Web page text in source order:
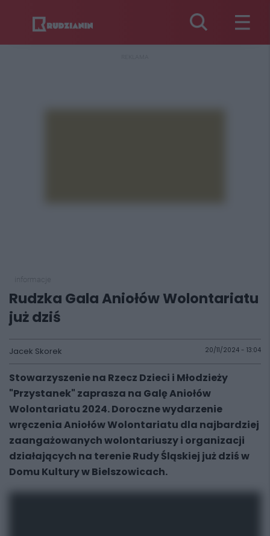
Rudzka Gala Aniołów Wolontariatu
już dziś
Jacek Skorek 20/11/2024 - 13:04
Stowarzyszenie na Rzecz Dzieci i Młodzieży
"Przystanek" zaprasza na Galę Aniołów
Wolontariatu 2024. Doroczne wydarzenie
wręczenia Aniołów Wolontariatu dla najbardziej
zaangażowanych wolontariuszy i organizacji
działających na terenie Rudy Śląskiej już dziś w
Domu Kultury w Bielszowicach.